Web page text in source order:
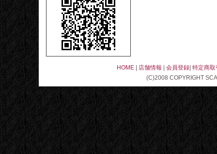
HOME 店舗情報 会員登録 特定商取
(C)2008 COPYRIGHT